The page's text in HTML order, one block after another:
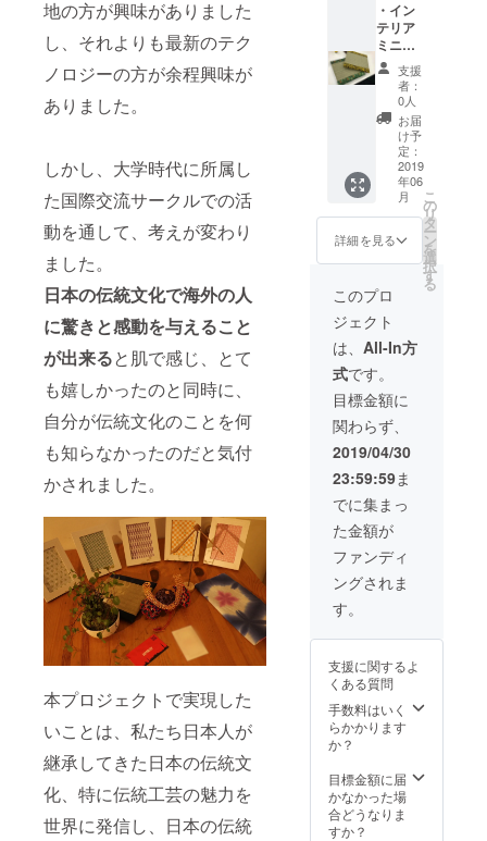
地の方が興味がありました
し、それよりも最新のテク
ノロジーの方が余程興味が
ありました。
しかし、大学時代に所属し
た国際交流サークルでの活
動を通して、考えが変わり
ました。
日本の伝統文化で海外の人
に驚きと感動を与えること
が出来ると肌で感じ、とて
も嬉しかったのと同時に、
自分が伝統文化のことを何
も知らなかったのだと気付
かされました。
本プロジェクトで実現した
いことは、私たち日本人が
継承してきた日本の伝統文
化、特に伝統工芸の魅力を
世界に発信し、日本の伝統
に残ってい
これまでの
活動として
は、日本の
魅力を外国
人向けに発
信するブロ
グ、伝統文
化ワーク
日本食を通
した国際交
流イベント
の主催を行
なっており
ました。
今回クラウ
ドファン
ディングに
挑戦させて
頂く理由
は、これま
で会社員と
しての給料
から活動費
を捻出して
おりました
が、個人で
は結構負担
が大きく、
出来ること
に限りがあ
日時：
ご希望
に合わ
せて調
整しま
す 場
所：埼
玉県児
玉郡
人数：
最大4名
交通
費につ
いて
は、ご
支援者
のご負
担でお
願いし
ます。
・イン
テリア
ミニ畳
（畳）
・苔玉
（園
芸） ・
ランプ
シェー
ド（水
引） ・
手ぬぐ
い（雪
花絞
り） ・
金継ぎ
湯呑み
体験ご
招待 ・
刀鍛冶
体験ご
招待＋
刀鍛冶
職人が
彫る名
入れ金
属プ
レート
支援
者：
0人
お届
け予
定：
2019
年06
月
詳細を見る
こ
の
リ
タ
ー
ン
を
選
択
す
る
このプロ
ジェクト
は、 All-In方
式です。
目標金額に
関わらず、
2019/04/30
23:59:59ま
でに集まっ
た金額が
ファンディ
ングされま
す。
支援に関するよ
くある質問
手数料はいく
らかかります
か？
目標金額に届
かなかった場
合どうなりま
すか？